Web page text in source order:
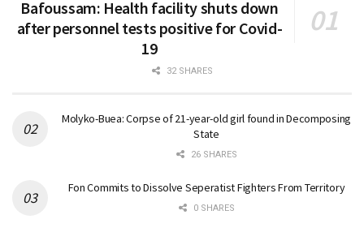
Bafoussam: Health facility shuts down
after personnel tests positive for Covid-
19
32 SHARES
Molyko-Buea: Corpse of 21-year-old girl found in Decomposing
State
26 SHARES
Fon Commits to Dissolve Seperatist Fighters From Territory
0 SHARES